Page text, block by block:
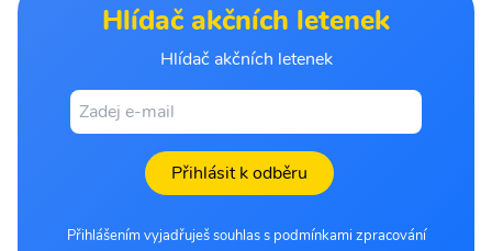
Hlídač akčních letenek
Hlídač akčních letenek
Přihlásit k odběru
Přihlášením vyjadřuješ souhlas s podmínkami zpracování